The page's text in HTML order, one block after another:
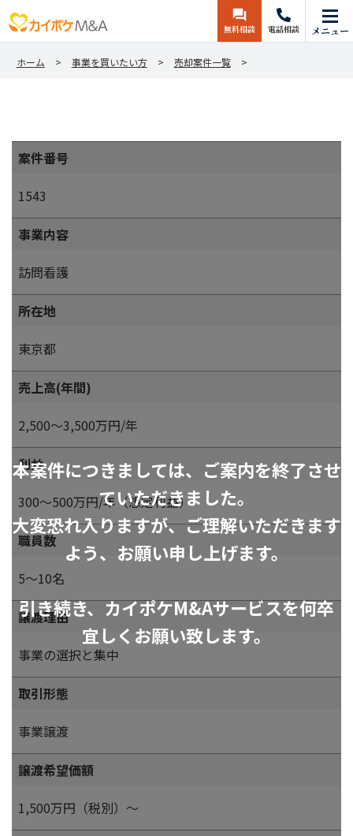
無料相談 電話相談 メニュー
ホーム 事業を買いたい方 売却案件一覧
本案件につきましては、ご案内を終了させ
ていただきました。
大変恐れ入りますが、ご理解いただきます
よう、お願い申し上げます。
引き続き、カイポケM&Aサービスを何卒
宜しくお願い致します。
案件番号
1543
事業内容
訪問看護
所在地
東京都
売上高(年間)
2,500～3,500万円/年
利益
300～500万円/年（想定利益）
職員数
5～10名
譲渡理由
事業の選択と集中
取引形態
事業譲渡
譲渡希望価額
1,500万円（税別）～